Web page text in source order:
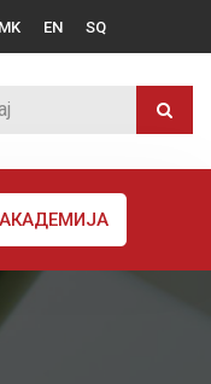
MK EN SQ